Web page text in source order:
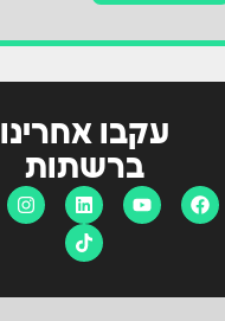
עקבו אחרינו
ברשתות